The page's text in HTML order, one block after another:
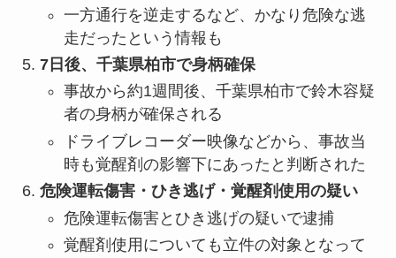
一方通行を逆走するなど、かなり危険な逃
走だったという情報も
7日後、千葉県柏市で身柄確保
事故から約1週間後、千葉県柏市で鈴木容疑
者の身柄が確保される
ドライブレコーダー映像などから、事故当
時も覚醒剤の影響下にあったと判断された
危険運転傷害・ひき逃げ・覚醒剤使用の疑い
危険運転傷害とひき逃げの疑いで逮捕
覚醒剤使用についても立件の対象となって